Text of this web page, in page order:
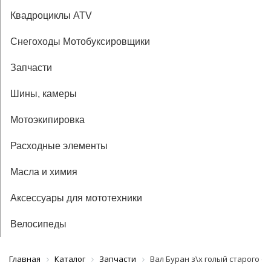
Квадроциклы ATV
Снегоходы Мотобуксировщики
Запчасти
Шины, камеры
Мотоэкипировка
Расходные элементы
Масла и химия
Аксессуары для мототехники
Велосипеды
Главная Каталог Запчасти Вал Буран з\х голый старого